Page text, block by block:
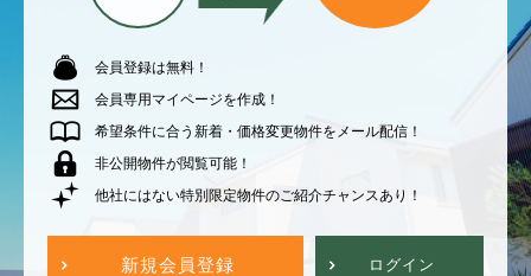
会員登録は無料！
会員専用マイページを作成！
希望条件に合う新着・価格変更物件をメール配信！
非公開物件が閲覧可能！
他社にはない特別限定物件のご紹介チャンスあり！
新規会員登録 ログイン